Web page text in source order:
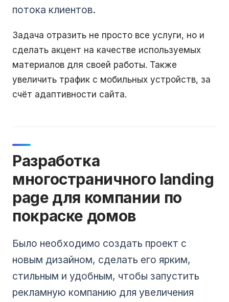
потока клиентов.
Задача отразить не просто все услуги, но и
сделать акцент на качестве используемых
материалов для своей работы. Также
увеличить трафик с мобильных устройств, за
счёт адаптивности сайта.
Разработка
многостраничного landing
page для компании по
покраске домов
Было необходимо создать проект с
новым дизайном, сделать его ярким,
стильным и удобным, чтобы запустить
рекламную компанию для увеличения